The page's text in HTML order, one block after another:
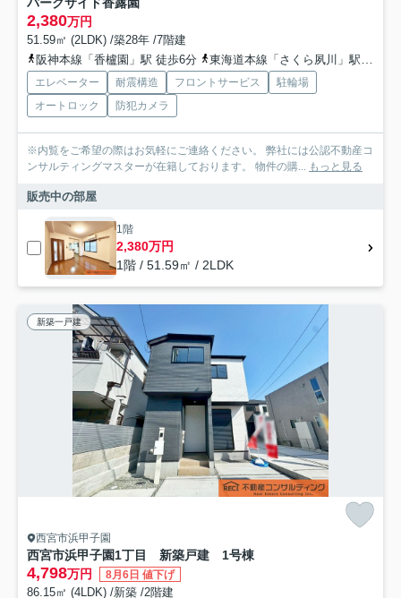
パークサイド香露園
2,380万円
51.59㎡ (2LDK) /築28年 /7階建
阪神本線「香櫨園」駅 徒歩6分
東海道本線「さくら夙川」駅 徒歩16分
エレベーター 耐震構造 フロントサービス
駐輪場
オートロック
防犯カメラ
※内覧をご希望の際はお気軽にご連絡ください。 弊社には公認不動産コ
ンサルティングマスターが在籍しております。 物件の購... もっと見る
販売中の部屋
1階
2,380万円
1階 / 51.59㎡ / 2LDK
新築一戸建
西宮市浜甲子園
西宮市浜甲子園1丁目 新築戸建 1号棟
4,798万円 8月6日 値下げ
86.15㎡ (4LDK) /新築 /2階建